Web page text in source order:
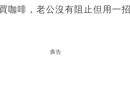
咖啡，老公沒有阻止但用一
廣告